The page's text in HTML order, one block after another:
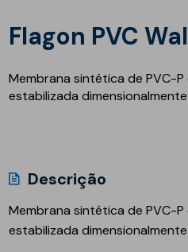
Flagon PVC
Membrana sintética de PVC-
estabilizada
Descrição
Membrana sintética de PVC-
estabilizada